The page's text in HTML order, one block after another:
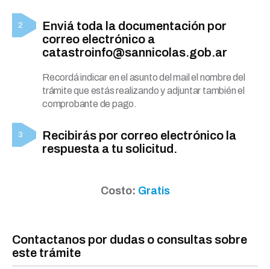
Enviá toda la documentación por
correo electrónico a
catastroinfo@sannicolas.gob.ar
Recordá indicar en el asunto del mail el nombre del
trámite que estás realizando y adjuntar también el
comprobante de pago.
Recibirás por correo electrónico la
respuesta a tu solicitud.
Costo: Gratis
Contactanos por dudas o consultas sobre
este trámite